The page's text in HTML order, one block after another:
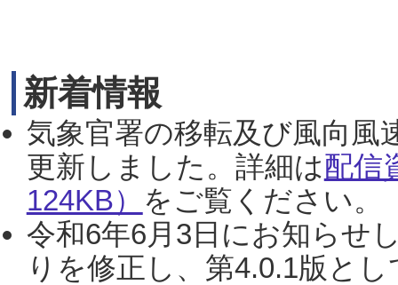
新着情報
気象官署の移転及び風向風
更新しました。詳細は配信
124KB） をご覧ください。
令和6年6月3日にお知らせ
りを修正し、第4.0.1版と